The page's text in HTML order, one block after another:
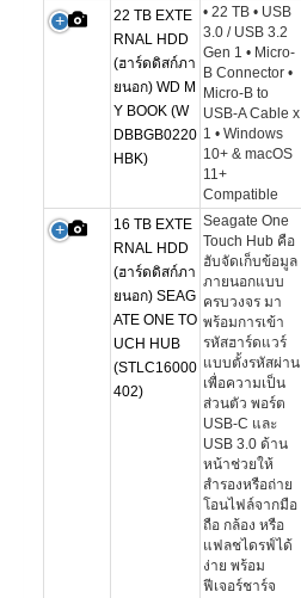
22 TB EXTE
RNAL HDD
(ฮาร์ดดิสก์ภา
ยนอก) WD M
Y BOOK (W
DBBGB0220
HBK)
• 22 TB • USB
3.0 / USB 3.2
Gen 1 • Micro-
B Connector •
Micro-B to
USB-A Cable x
1 • Windows
10+ & macOS
11+
Compatible
16 TB EXTE
RNAL HDD
(ฮาร์ดดิสก์ภา
ยนอก) SEAG
ATE ONE TO
UCH HUB
(STLC16000
402)
Seagate One
Touch Hub คือ
ฮับจัดเก็บข้อมูล
ภายนอกแบบ
ครบวงจร มา
พร้อมการเข้า
รหัสฮาร์ดแวร์
แบบตั้งรหัสผ่าน
เพื่อความเป็น
ส่วนตัว พอร์ต
USB-C และ
USB 3.0 ด้าน
หน้าช่วยให้
สำรองหรือถ่าย
โอนไฟล์จากมือ
ถือ กล้อง หรือ
แฟลชไดรฟ์ได้
ง่าย พร้อม
ฟีเจอร์ชาร์จ